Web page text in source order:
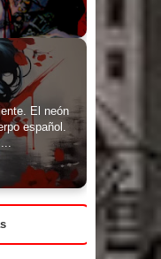
El neón
español.